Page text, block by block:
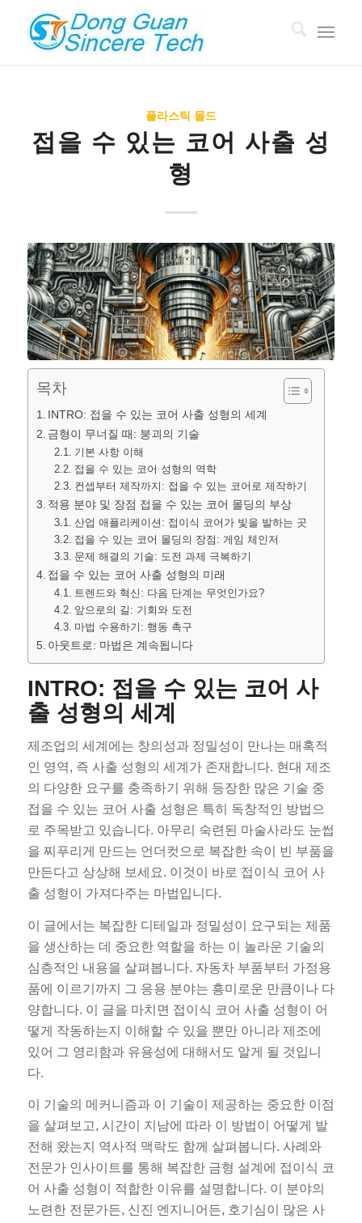
플라스틱 몰드
접을 수 있는 코어 사출 성
형
목차
INTRO: 접을 수 있는 코어 사출 성형의 세계
금형이 무너질 때: 붕괴의 기술
기본 사항 이해
접을 수 있는 코어 성형의 역학
컨셉부터 제작까지: 접을 수 있는 코어로 제작하기
적용 분야 및 장점 접을 수 있는 코어 몰딩의 부상
산업 애플리케이션: 접이식 코어가 빛을 발하는 곳
접을 수 있는 코어 몰딩의 장점: 게임 체인저
문제 해결의 기술: 도전 과제 극복하기
접을 수 있는 코어 사출 성형의 미래
트렌드와 혁신: 다음 단계는 무엇인가요?
앞으로의 길: 기회와 도전
마법 수용하기: 행동 촉구
아웃트로: 마법은 계속됩니다
INTRO: 접을 수 있는 코어 사
출 성형의 세계
제조업의 세계에는 창의성과 정밀성이 만나는 매혹적
인 영역, 즉 사출 성형의 세계가 존재합니다. 현대 제조
의 다양한 요구를 충족하기 위해 등장한 많은 기술 중
접을 수 있는 코어 사출 성형은 특히 독창적인 방법으
로 주목받고 있습니다. 아무리 숙련된 마술사라도 눈썹
을 찌푸리게 만드는 언더컷으로 복잡한 속이 빈 부품을
만든다고 상상해 보세요. 이것이 바로 접이식 코어 사
출 성형이 가져다주는 마법입니다.
이 글에서는 복잡한 디테일과 정밀성이 요구되는 제품
을 생산하는 데 중요한 역할을 하는 이 놀라운 기술의
심층적인 내용을 살펴봅니다. 자동차 부품부터 가정용
품에 이르기까지 그 응용 분야는 흥미로운 만큼이나 다
양합니다. 이 글을 마치면 접이식 코어 사출 성형이 어
떻게 작동하는지 이해할 수 있을 뿐만 아니라 제조에
있어 그 영리함과 유용성에 대해서도 알게 될 것입니
다.
이 기술의 메커니즘과 이 기술이 제공하는 중요한 이점
을 살펴보고, 시간이 지남에 따라 이 방법이 어떻게 발
전해 왔는지 역사적 맥락도 함께 살펴봅니다. 사례와
전문가 인사이트를 통해 복잡한 금형 설계에 접이식 코
어 사출 성형이 적합한 이유를 설명합니다. 이 분야의
노련한 전문가든, 신진 엔지니어든, 호기심이 많은 사